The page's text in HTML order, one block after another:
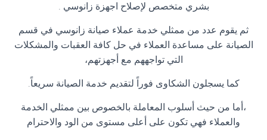
بشري متخصص لإصلاح اجهزة زانوسي .
ثم يقوم عدد من ممثلي خدمة عملاء صيانة زانوسي في قسم
الصيانة على مساعدة العملاء في حل كافة العقبات والمشكلات
التي تواجههم مع أجهزتهم،
كما يسجلون الشكاوى فوراً لتقديم خدمة الصيانة سريعاً.
،أما من حيث أسلوب المعاملة بالخصوص بين ممثلي الخدمة
والعملاء فهي تكون على أعلى مستوى من الود والاحترام